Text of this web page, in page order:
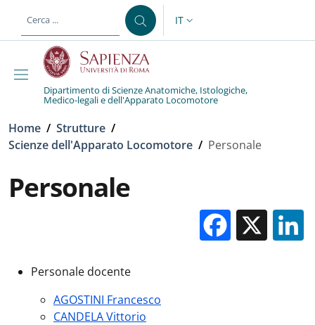
al contenuto principale
SELETTORE LINGUA:
IT
Dipartimento di Scienze Anatomiche, Istologiche,
Medico-legali e dell'Apparato Locomotore
Briciole di pane
Home / Strutture /
Scienze dell'Apparato Locomotore / Personale
Personale
X
Personale docente
AGOSTINI Francesco
CANDELA Vittorio